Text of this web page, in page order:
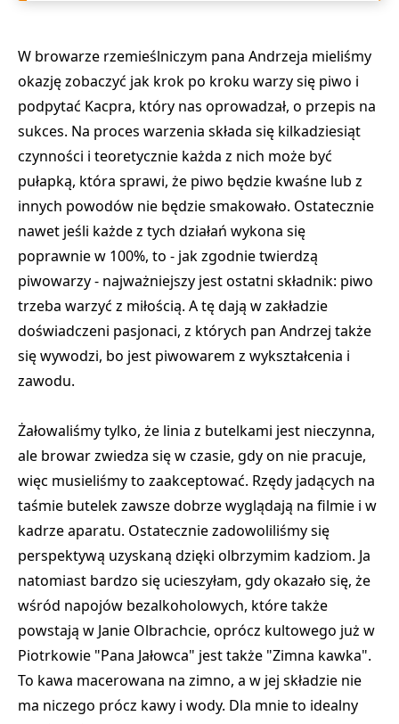
W browarze rzemieślniczym pana Andrzeja mieliśmy
okazję zobaczyć jak krok po kroku warzy się piwo i
podpytać Kacpra, który nas oprowadzał, o przepis na
sukces. Na proces warzenia składa się kilkadziesiąt
czynności i teoretycznie każda z nich może być
pułapką, która sprawi, że piwo będzie kwaśne lub z
innych powodów nie będzie smakowało. Ostatecznie
nawet jeśli każde z tych działań wykona się
poprawnie w 100%, to - jak zgodnie twierdzą
piwowarzy - najważniejszy jest ostatni składnik: piwo
trzeba warzyć z miłością. A tę dają w zakładzie
doświadczeni pasjonaci, z których pan Andrzej także
się wywodzi, bo jest piwowarem z wykształcenia i
zawodu.
Żałowaliśmy tylko, że linia z butelkami jest nieczynna,
ale browar zwiedza się w czasie, gdy on nie pracuje,
więc musieliśmy to zaakceptować. Rzędy jadących na
taśmie butelek zawsze dobrze wyglądają na filmie i w
kadrze aparatu. Ostatecznie zadowoliliśmy się
perspektywą uzyskaną dzięki olbrzymim kadziom. Ja
natomiast bardzo się ucieszyłam, gdy okazało się, że
wśród napojów bezalkoholowych, które także
powstają w Janie Olbrachcie, oprócz kultowego już w
Piotrkowie "Pana Jałowca" jest także "Zimna kawka".
To kawa macerowana na zimno, a w jej składzie nie
ma niczego prócz kawy i wody. Dla mnie to idealny